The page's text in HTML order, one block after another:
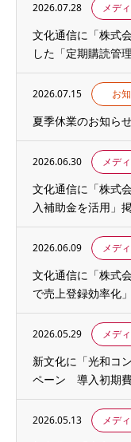
2026.07.28 メデ
文化通信に「株式
した「定期購読管
2026.07.15 お
夏季休業のお知ら
2026.06.30 メデ
文化通信に「株式
入補助金を活用」
2026.06.09 メデ
文化通信に「株式
で売上登録効率化
2026.05.29 メデ
新文化に「光和コ
ペーン 導入初期
2026.05.13 メデ